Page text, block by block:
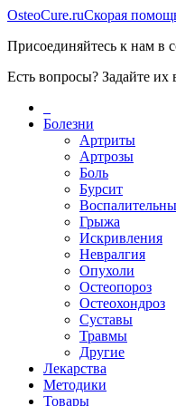
OsteoCure.ruСкорая
Присоединяйтесь к нам в
Есть вопросы? Задайте их
Болезни
Артриты
Артрозы
Боль
Бурсит
Грыжа
Искривления
Невралгия
Опухоли
Остеопороз
Остеохондроз
Суставы
Травмы
Другие
Лекарства
Методики
Товары